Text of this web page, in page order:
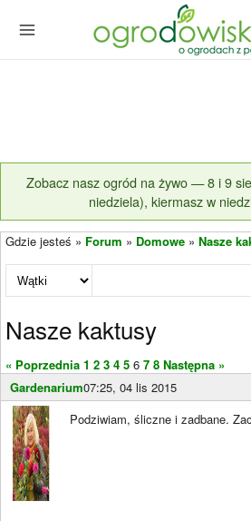
Zobacz nasz ogród na żywo — 8 i 9
niedziela), kiermasz w
Gdzie jesteś » Forum » Domowe » Nasze
Nasze kaktusy
« Poprzednia 1 2 3 4 5 6 7 8 Następna »
Gardenarium07:25, 04 lis 2015
Podziwiam, śliczne i zadbane.